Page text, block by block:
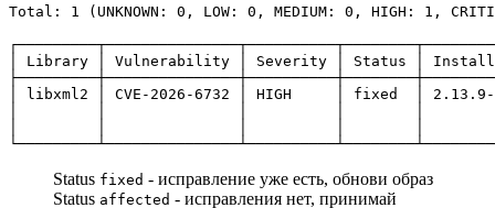
Total: 1 ( UNKNOWN: 0, LOW: 0, MEDIUM: 0, HIGH: 1,
Status fixed - исправление уже есть, обнови образ
Status affected - исправления нет, принимай